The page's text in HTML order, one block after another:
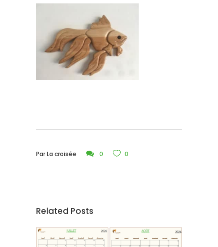
ParLa croisée 0 0
Related Posts